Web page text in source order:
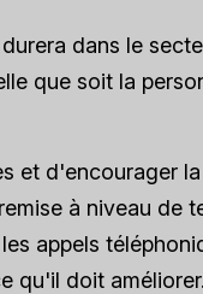
dans le
que soit la
et d'encourager
à niveau de
appels
qu'il doit